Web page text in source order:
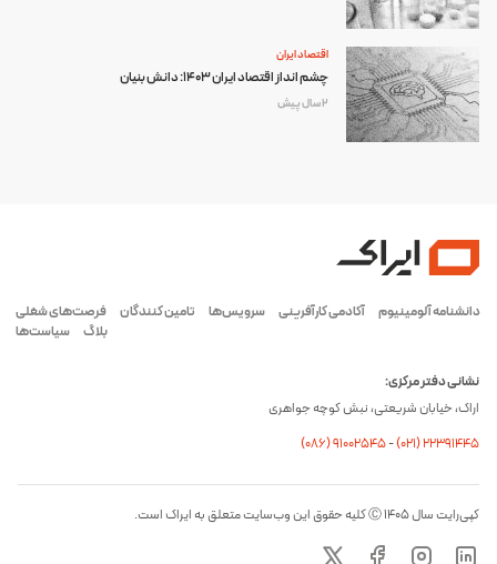
اقتصاد ایران
چشم انداز اقتصاد ایران 1403: دانش بنیان
2 سال پیش
دانشنامه آلومینیوم آکادمی کارآفرینی سرویس‌ها تامین کنندگان
فرصت‌های شغلی
بلاگ
سیاست‌ها
نشانی دفتر مرکزی:
اراک، خیابان شریعتی، نبش کوچه جواهری
(۰۸۶) ۹۱۰۰۲۵۴۵-(۰21) 22391445
کپی‌رایت سال ۱۴۰۵ Ⓒ کلیه حقوق این وب‌سایت متعلق به ایراک است.